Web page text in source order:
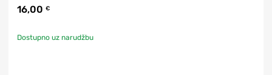
16,00 €
Dostupno uz narudžbu